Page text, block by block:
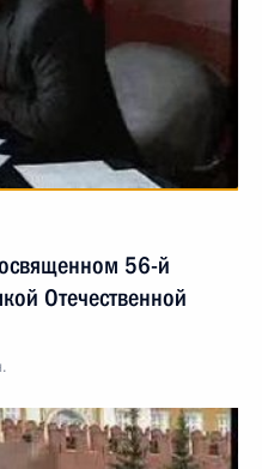
56-й
Отечественной